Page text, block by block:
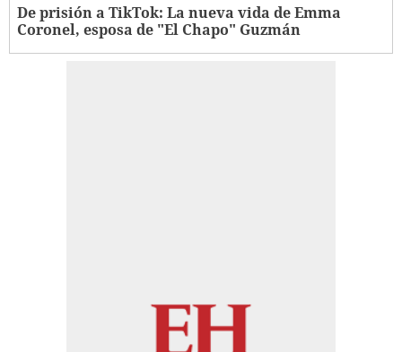
De prisión a TikTok: La nueva vida de Emma
Coronel, esposa de "El Chapo" Guzmán